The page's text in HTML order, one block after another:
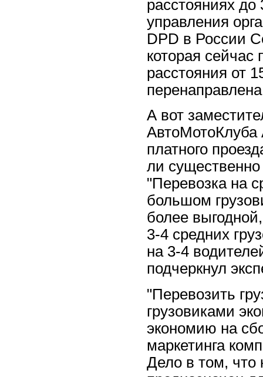
расстояниях до
управления
DPD в России
которая
расстояния от
А вот
АвтоМотоКлуба
платного
ли существенно
"Перевозка на
большом
более
3-4 средних
на 3-4
подчеркнул
"Перевозить
грузовиками
экономию на
маркетинга
Дело в том, что